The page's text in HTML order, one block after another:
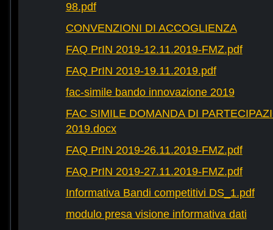
98.pdf
CONVENZIONI DI ACCOGLIENZA
FAQ PrIN 2019-12.11.2019-FMZ.pdf
FAQ PrIN 2019-19.11.2019.pdf
fac-simile bando innovazione 2019
FAC SIMILE DOMANDA DI
2019.docx
FAQ PrIN 2019-26.11.2019-FMZ.pdf
FAQ PrIN 2019-27.11.2019-FMZ.pdf
Informativa Bandi competitivi DS_1.pdf
modulo presa visione informativa dati